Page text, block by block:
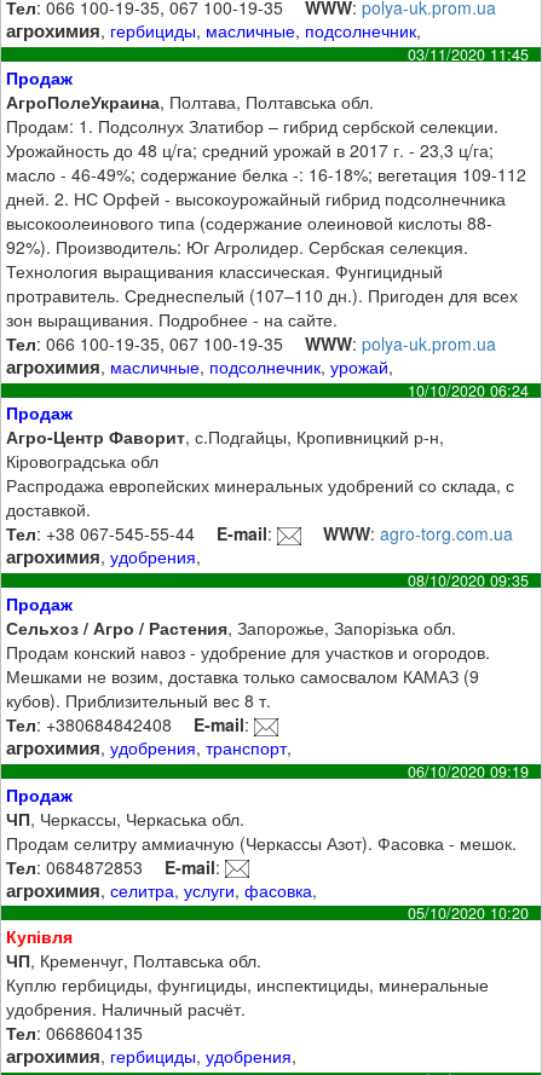
Тел: 066 100-19-35, 067 100-19-35 WWW:polya-uk.prom.ua
агрохимия, гербициды, масличные, подсолнечник,
03/11/2020 11:45
Продаж
АгроПолеУкраина, Полтава, Полтавська обл.
Продам: 1. Подсолнух Златибор – гибрид сербской селекции.
Урожайность до 48 ц/га; средний урожай в 2017 г. - 23,3 ц/га;
масло - 46-49%; содержание белка -: 16-18%; вегетация 109-112
дней. 2. НС Орфей - высокоурожайный гибрид подсолнечника
высокоолеинового типа (содержание олеиновой кислоты 88-
92%). Производитель: Юг Агролидер. Сербская селекция.
Технология выращивания классическая. Фунгицидный
протравитель. Среднеспелый (107–110 дн.). Пригоден для всех
зон выращивания. Подробнее - на сайте.
Тел: 066 100-19-35, 067 100-19-35 WWW:polya-uk.prom.ua
агрохимия, масличные, подсолнечник,урожай,
10/10/2020 06:24
Продаж
Агро-Центр Фаворит, с.Подгайцы, Кропивницкий р-н,
Кіровоградська обл
Распродажа европейских минеральных удобрений со склада, с
доставкой.
Тел: +38 067-545-55-44 E-mail: WWW:agro-torg.com.ua
агрохимия,удобрения,
08/10/2020 09:35
Продаж
Сельхоз / Агро / Растения, Запорожье, Запорізька обл.
Продам конский навоз - удобрение для участков и огородов.
Мешками не возим, доставка только самосвалом КАМАЗ (9
кубов). Приблизительный вес 8 т.
Тел: +380684842408 E-mail:
агрохимия,удобрения,транспорт,
06/10/2020 09:19
Продаж
ЧП, Черкассы, Черкаська обл.
Продам селитру аммиачную (Черкассы Азот). Фасовка - мешок.
Тел: 0684872853 E-mail:
агрохимия,селитра,услуги,фасовка,
05/10/2020 10:20
Купівля
ЧП, Кременчуг, Полтавська обл.
Куплю гербициды, фунгициды, инспектициды, минеральные
удобрения. Наличный расчёт.
Тел: 0668604135
агрохимия, гербициды,удобрения,